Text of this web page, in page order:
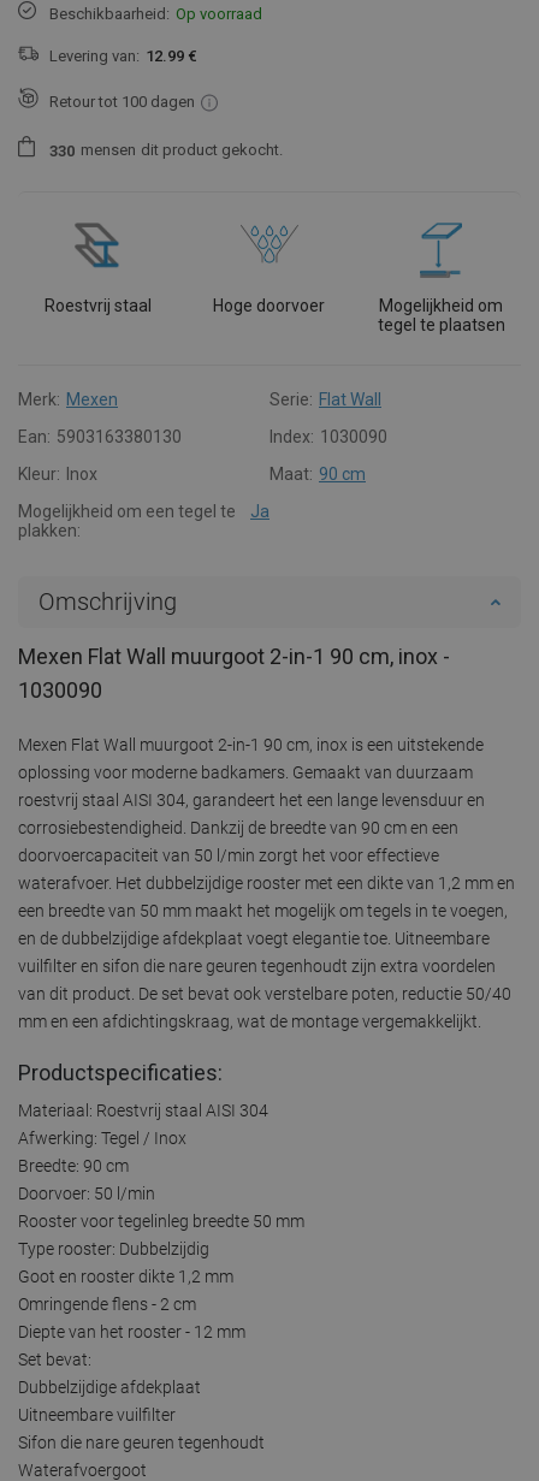
Beschikbaarheid: Op voorraad
Levering van: 12.99 €
Retour tot 100 dagen
330 mensen dit product gekocht.
Roestvrij staal Hoge doorvoer
Mogelijkheid om
tegel te plaatsen
Merk: Mexen Serie: Flat Wall
Ean: 5903163380130 Index: 1030090
Kleur:
Inox Maat: 90 cm
Mogelijkheid om een tegel te
plakken:
Ja
Omschrijving
Mexen Flat Wall muurgoot 2-in-1 90 cm, inox -
1030090
Mexen Flat Wall muurgoot 2-in-1 90 cm, inox is een uitstekende
oplossing voor moderne badkamers. Gemaakt van duurzaam
roestvrij staal AISI 304, garandeert het een lange levensduur en
corrosiebestendigheid. Dankzij de breedte van 90 cm en een
doorvoercapaciteit van 50 l/min zorgt het voor effectieve
waterafvoer. Het dubbelzijdige rooster met een dikte van 1,2 mm en
een breedte van 50 mm maakt het mogelijk om tegels in te voegen,
en de dubbelzijdige afdekplaat voegt elegantie toe. Uitneembare
vuilfilter en sifon die nare geuren tegenhoudt zijn extra voordelen
van dit product. De set bevat ook verstelbare poten, reductie 50/40
mm en een afdichtingskraag, wat de montage vergemakkelijkt.
Productspecificaties:
Materiaal: Roestvrij staal AISI 304
Afwerking: Tegel / Inox
Breedte: 90 cm
Doorvoer: 50 l/min
Rooster voor tegelinleg breedte 50 mm
Type rooster: Dubbelzijdig
Goot en rooster dikte 1,2 mm
Omringende flens - 2 cm
Diepte van het rooster - 12 mm
Set bevat:
Dubbelzijdige afdekplaat
Uitneembare vuilfilter
Sifon die nare geuren tegenhoudt
Waterafvoergoot